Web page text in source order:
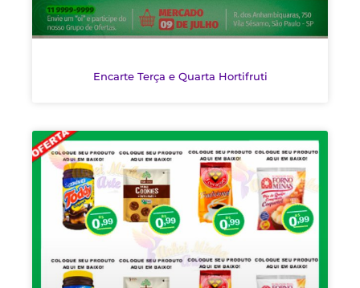
Encarte Terça e Quarta Hortifruti